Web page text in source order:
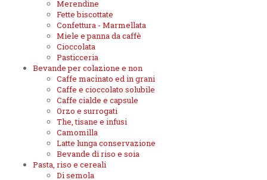
Merendine
Fette biscottate
Confettura - Marmellata
Miele e panna da caffè
Cioccolata
Pasticceria
Bevande per colazione e non
Caffe macinato ed in grani
Caffe e cioccolato solubile
Caffe cialde e capsule
Orzo e surrogati
The, tisane e infusi
Camomilla
Latte lunga conservazione
Bevande di riso e soia
Pasta, riso e cereali
Di semola